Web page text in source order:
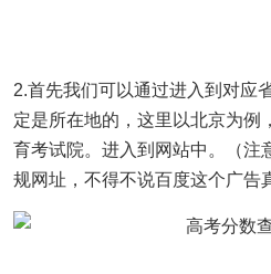
2.首先我们可以通过进入到对应
定是所在地的，这里以北京为例
育考试院。进入到网站中。（注
规网址，不得不说百度这个广告